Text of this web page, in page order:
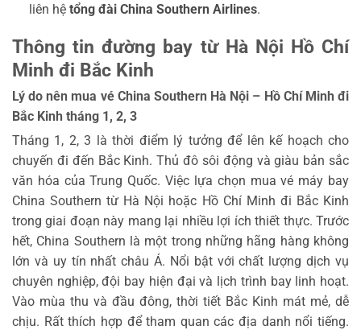
liên hệ tổng đài China Southern Airlines.
Thông tin đường bay từ Hà Nội Hồ Chí
Minh đi Bắc Kinh
Lý do nên mua vé China Southern Hà Nội – Hồ Chí Minh đi
Bắc Kinh tháng 1, 2, 3
Tháng 1, 2, 3 là thời điểm lý tưởng để lên kế hoạch cho
chuyến đi đến Bắc Kinh. Thủ đô sôi động và giàu bản sắc
văn hóa của Trung Quốc. Việc lựa chọn mua vé máy bay
China Southern từ Hà Nội hoặc Hồ Chí Minh đi Bắc Kinh
trong giai đoạn này mang lại nhiều lợi ích thiết thực. Trước
hết, China Southern là một trong những hãng hàng không
lớn và uy tín nhất châu Á. Nổi bật với chất lượng dịch vụ
chuyên nghiệp, đội bay hiện đại và lịch trình bay linh hoạt.
Vào mùa thu và đầu đông, thời tiết Bắc Kinh mát mẻ, dễ
chịu. Rất thích hợp để tham quan các địa danh nổi tiếng.